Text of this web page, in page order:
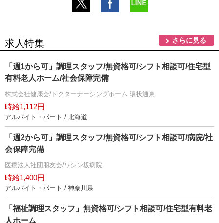
求人特集 さらに見る
「週1から可」調理スタッフ/無資格可/シフト相談可/住宅型
有料老人ホーム/社会保障完備
株式会社健康会/ドクターナーシングホーム 環状通東
時給1,112円
アルバイト・パート / 北海道
「週2から可」調理スタッフ/無資格可/シフト相談可/病院/社
会保障完備
医療法人社団朋友会/ワシン坂病院
時給1,400円
アルバイト・パート / 神奈川県
「福祉調理スタッフ」無資格可/シフト相談可/住宅型有料老
人ホーム